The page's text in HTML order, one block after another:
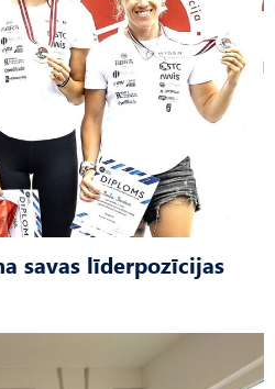
savas līderpozīcijas